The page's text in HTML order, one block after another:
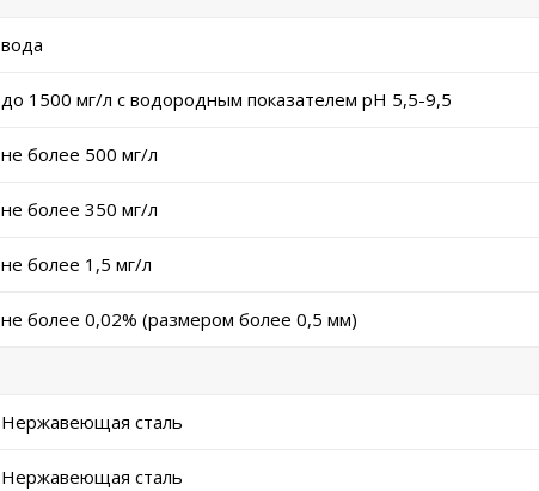
вода
до 1500 мг/л с водородным показателем рН 5,5-9,5
не более 500 мг/л
не более 350 мг/л
не более 1,5 мг/л
не более 0,02% (размером более 0,5 мм)
Нержавеющая сталь
Нержавеющая сталь